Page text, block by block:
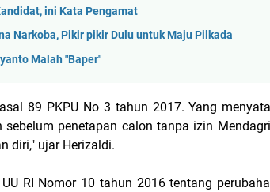
ini Kata Pengamat
Narkoba, Pikir pikir Dulu untuk Maju Pilkada
Malah "Baper"
89 PKPU No 3 tahun 2017. Yang
penetapan calon tanpa izin
diri," ujar Herizaldi.
RI Nomor 10 tahun 2016 tentang